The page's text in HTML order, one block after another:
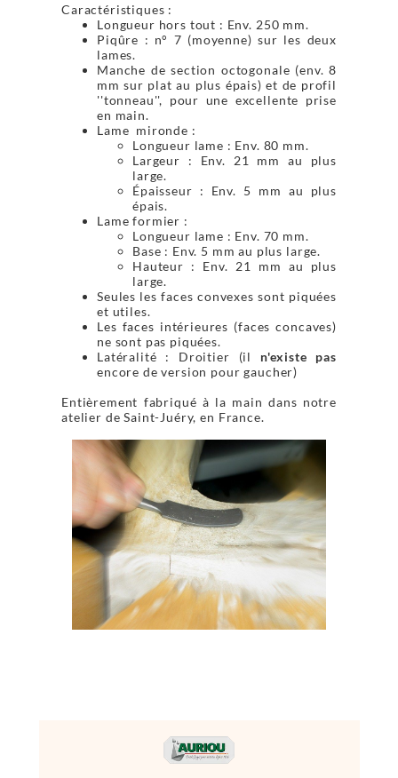
Caractéristiques :
Longueur hors tout : Env. 250 mm.
Piqûre : n° 7 (moyenne) sur les deux
lames.
Manche de section octogonale (env. 8
mm sur plat au plus épais) et de profil
''tonneau'', pour une excellente prise
en main.
Lame mironde :
Longueur lame : Env. 80 mm.
Largeur : Env. 21 mm au plus
large.
Épaisseur : Env. 5 mm au plus
épais.
Lame formier :
Longueur lame : Env. 70 mm.
Base : Env. 5 mm au plus large.
Hauteur : Env. 21 mm au plus
large.
Seules les faces convexes sont piquées
et utiles.
Les faces intérieures (faces concaves)
ne sont pas piquées.
Latéralité : Droitier (il n'existe pas
encore de version pour gaucher)
Entièrement fabriqué à la main dans notre
atelier de Saint-Juéry, en France.